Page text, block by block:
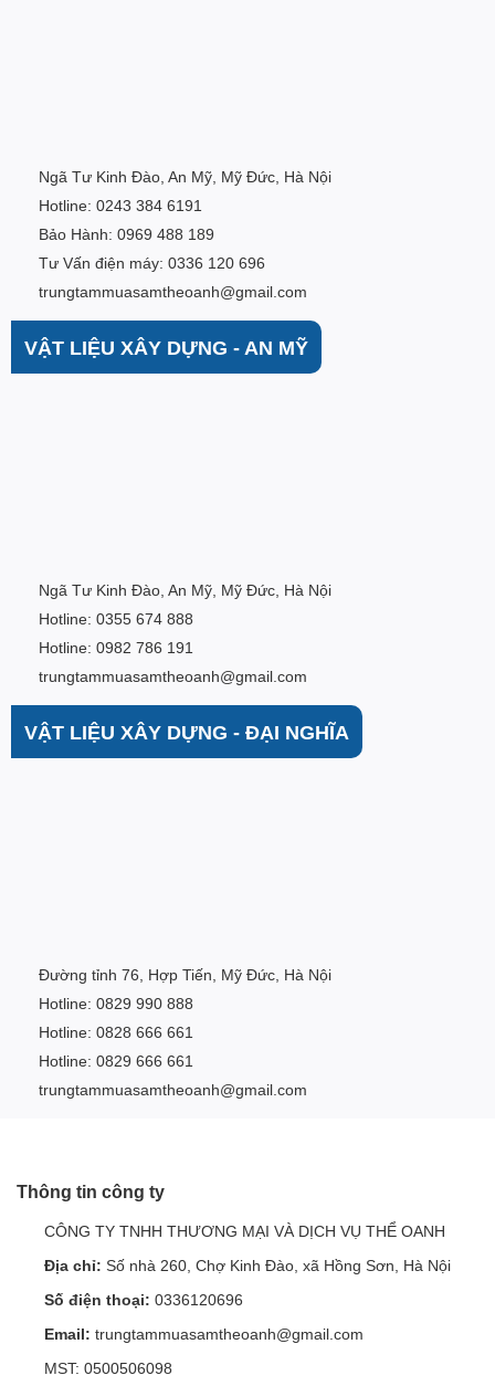
Ngã Tư Kinh Đào, An Mỹ, Mỹ Đức, Hà Nội
Hotline: 0243 384 6191
Bảo Hành: 0969 488 189
Tư Vấn điện máy: 0336 120 696
trungtammuasamtheoanh@gmail.com
VẬT LIỆU XÂY DỰNG - AN MỸ
Ngã Tư Kinh Đào, An Mỹ, Mỹ Đức, Hà Nội
Hotline: 0355 674 888
Hotline: 0982 786 191
trungtammuasamtheoanh@gmail.com
VẬT LIỆU XÂY DỰNG - ĐẠI NGHĨA
Đường tỉnh 76, Hợp Tiến, Mỹ Đức, Hà Nội
Hotline: 0829 990 888
Hotline: 0828 666 661
Hotline: 0829 666 661
trungtammuasamtheoanh@gmail.com
Thông tin công ty
CÔNG TY TNHH THƯƠNG MẠI VÀ DỊCH VỤ THỂ OANH
Địa chỉ: Số nhà 260, Chợ Kinh Đào, xã Hồng Sơn, Hà Nội
Số điện thoại: 0336120696
Email: trungtammuasamtheoanh@gmail.com
MST: 0500506098